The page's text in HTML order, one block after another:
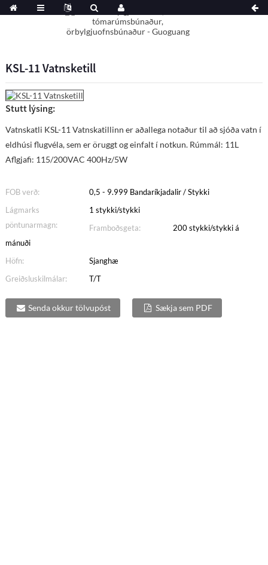
KSL-11 Vatnsketill
Stutt lýsing:
Vatnskatli KSL-11 Vatnskatillinn er aðallega notaður til að sjóða vatn í
eldhúsi flugvéla, sem er öruggt og einfalt í notkun. Rúmmál: 11L
Aflgjafi: 115/200VAC 400Hz/5W
FOB verð:
0,5 - 9.999 Bandaríkjadalir / Stykki
Lágmarks
pöntunarmagn:
1 stykki/stykki
Framboðsgeta:
200 stykki/stykki á
mánuði
Höfn:
Sjanghæ
Greiðsluskilmálar:
T/T
Senda okkur tölvupóst Sækja sem PDF